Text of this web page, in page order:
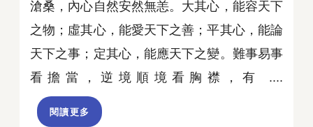
滄桑，內心自然安然無恙。大其心，能容天下
之物；虛其心，能愛天下之善；平其心，能論
天下之事；定其心，能應天下之變。難事易事
看擔當，逆境順境看胸襟，有 ....
閱讀更多